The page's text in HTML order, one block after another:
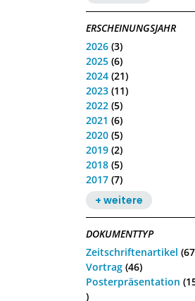
ERSCHEINUNGSJAHR
2026 (3)
2025 (6)
2024 (21)
2023 (11)
2022 (5)
2021 (6)
2020 (5)
2019 (2)
2018 (5)
2017 (7)
+ weitere
DOKUMENTTYP
Zeitschriftenartikel
Vortrag (46)
Posterpräsentation
)